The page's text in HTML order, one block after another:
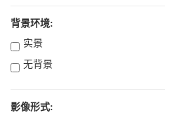
背景环境:
实景
无背景
影像形式: